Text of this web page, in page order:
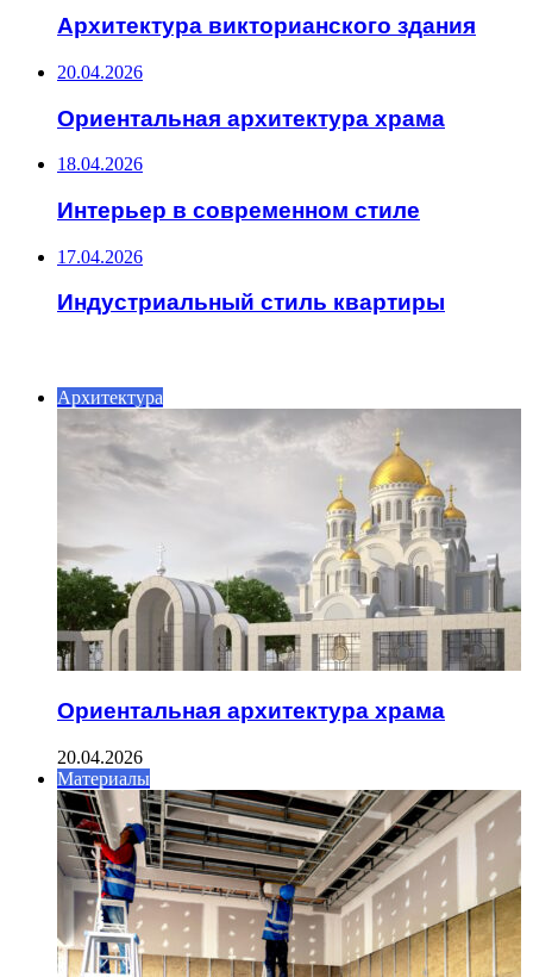
Архитектура викторианского здания
20.04.2026
Ориентальная архитектура храма
18.04.2026
Интерьер в современном стиле
17.04.2026
Индустриальный стиль квартиры
Архитектура
Ориентальная архитектура храма
20.04.2026
Материалы